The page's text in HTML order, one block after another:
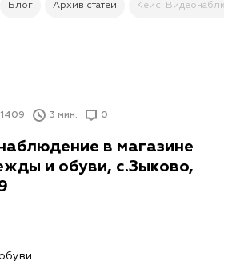
Блог Архив статей Кейс:
1409 3 мин. 0
в магазине
и обуви, с.Зыково,